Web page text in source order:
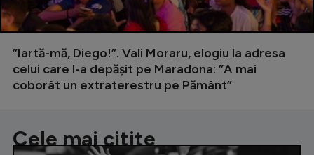
”Iartă-mă, Diego!”. Vali Moraru, elogiu la adresa
celui care l-a depășit pe Maradona: ”A mai
coborât un extraterestru pe Pământ”
Cele mai citite